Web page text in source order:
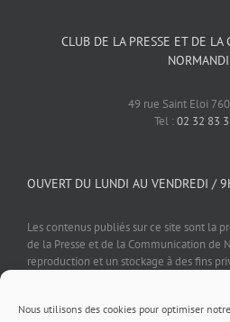
Nous utilisons des cookies pour optimiser
CLUB DE LA PRESSE ET DE
49 rue Saint Eloi
Tel :02 32 83
OUVERT DU LUNDI AU VENDREDI /
Les contenus publiés sur ce site sont la
de la Presse et de la Communication de
reproduction et un stockage à des fins